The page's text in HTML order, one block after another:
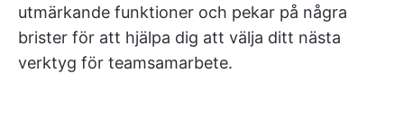
utmärkande funktioner och pekar på några
brister för att hjälpa dig att välja ditt nästa
verktyg för teamsamarbete.